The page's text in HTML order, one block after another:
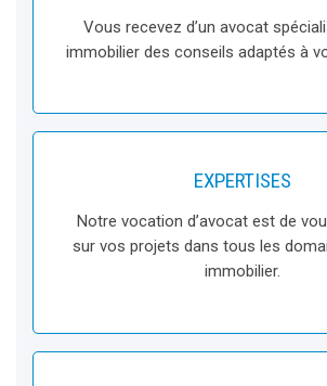
Vous recevez d’un avocat
immobilier des conseils adaptés à
EXPERTISES
Notre vocation d’avocat est de
sur vos projets dans tous les
immobilier.